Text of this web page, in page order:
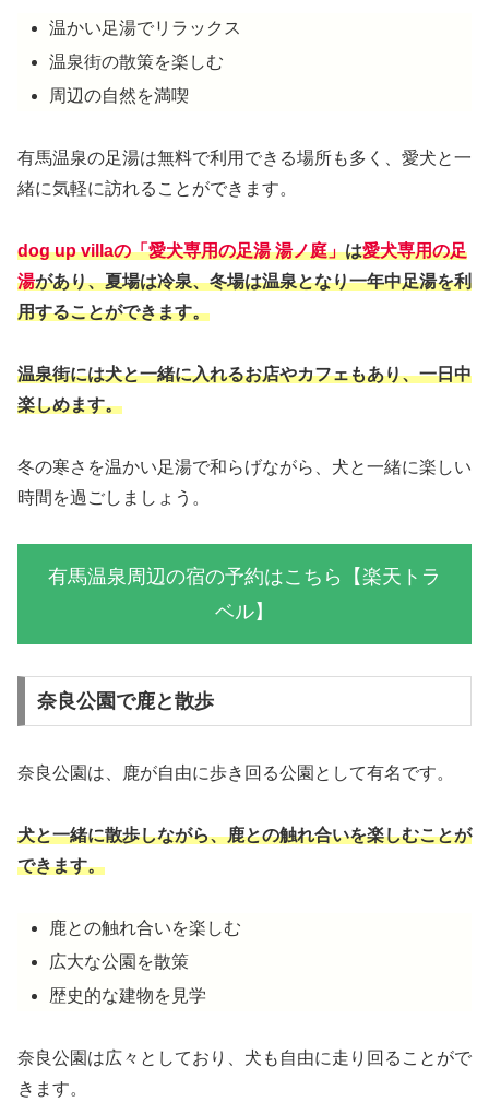
温かい足湯でリラックス
温泉街の散策を楽しむ
周辺の自然を満喫
有馬温泉の足湯は無料で利用できる場所も多く、愛犬と一
緒に気軽に訪れることができます。
dog up villaの「愛犬専用の足湯 湯ノ庭」は愛犬専用の足
湯があり、夏場は冷泉、冬場は温泉となり一年中足湯を利
用することができます。
温泉街には犬と一緒に入れるお店やカフェもあり、一日中
楽しめます。
冬の寒さを温かい足湯で和らげながら、犬と一緒に楽しい
時間を過ごしましょう。
有馬温泉周辺の宿の予約はこちら【楽天トラ
ベル】
奈良公園で鹿と散歩
奈良公園は、鹿が自由に歩き回る公園として有名です。
犬と一緒に散歩しながら、鹿との触れ合いを楽しむことが
できます。
鹿との触れ合いを楽しむ
広大な公園を散策
歴史的な建物を見学
奈良公園は広々としており、犬も自由に走り回ることがで
きます。